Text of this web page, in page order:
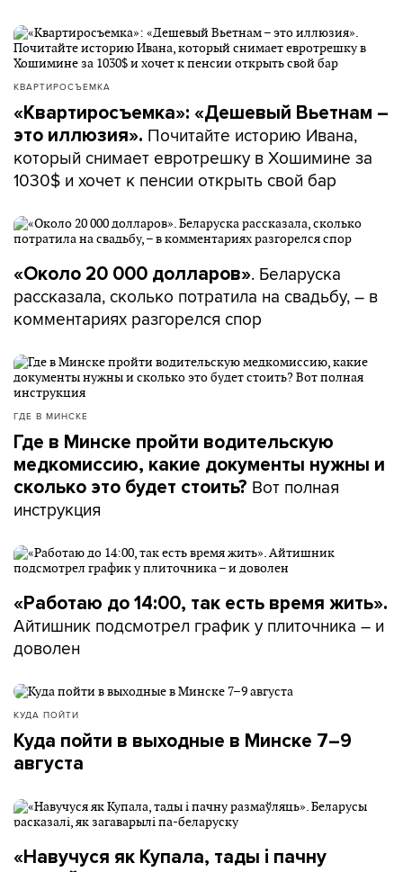
КВАРТИРОСЪЕМКА
«Квартиросъемка»: «Дешевый Вьетнам –
это иллюзия». Почитайте историю Ивана,
который снимает евротрешку в Хошимине за
1030$ и хочет к пенсии открыть свой бар
«Около 20 000 долларов». Беларуска
рассказала, сколько потратила на свадьбу, – в
комментариях разгорелся спор
ГДЕ В МИНСКЕ
Где в Минске пройти водительскую
медкомиссию, какие документы нужны и
сколько это будет стоить? Вот полная
инструкция
«Работаю до 14:00, так есть время жить».
Айтишник подсмотрел график у плиточника – и
доволен
КУДА ПОЙТИ
Куда пойти в выходные в Минске 7–9
августа
«Навучуся як Купала, тады і пачну